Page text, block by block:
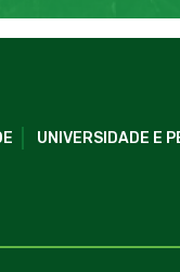
UNIVERSIDADE E